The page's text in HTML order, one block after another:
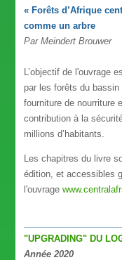
« Forêts d’Afrique
comme un arbre
Par Meindert Brouwer
L’objectif de l'ouvrage
par les forêts du bassin
fourniture de nourriture
contribution à la
millions d’habitants.
Les chapitres du livre
édition, et accessibles
l'ouvrage
"UPGRADING" DU
Année 2020